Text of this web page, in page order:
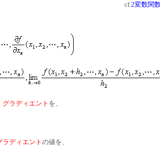
cf.2変数関
グラディエント を、
ラディエントの値を、